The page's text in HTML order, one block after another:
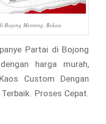
Bojong Menteng, Bekasi
Partai di Bojong
harga murah,
Custom Dengan
Proses Cepat.